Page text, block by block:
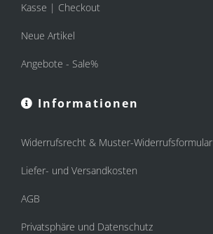
Kasse | Checkout
Neue Artikel
Angebote - Sale%
Informationen
Widerrufsrecht & Muster-Widerrufsformular
Liefer- und Versandkosten
AGB
Privatsphäre und Datenschutz